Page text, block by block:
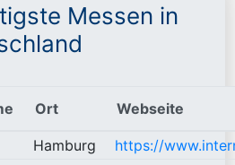
Messen in
Ort Webseite
Hamburg
https://